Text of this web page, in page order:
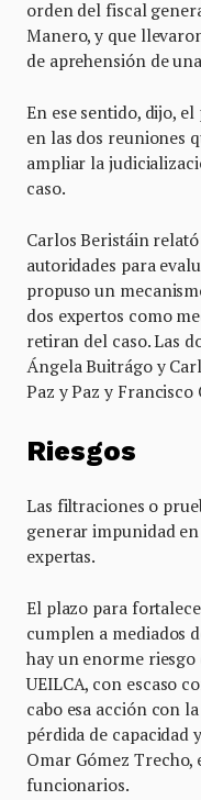
orden del fiscal
Manero, y que
de aprehensión de
En ese sentido, dijo,
en las dos reuniones
ampliar la
caso.
Carlos Beristáin
autoridades para
propuso un
dos expertos como
retiran del caso. Las
Ángela Buitrágo y
Paz y Paz y Francisco
Riesgos
Las filtraciones o
generar impunidad
expertas.
El plazo para
cumplen a mediados
hay un enorme
UEILCA, con escaso
cabo esa acción con
pérdida de capacidad
Omar Gómez
funcionarios.